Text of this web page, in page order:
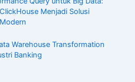
Menjadi Solusi
Warehouse Transformation
Banking